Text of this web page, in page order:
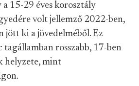
15-29 éves korosztály
volt jellemző 2022-ben,
jött ki a jövedelméből. Ez
tagállamban rosszabb, 17-ben
helyzete, mint